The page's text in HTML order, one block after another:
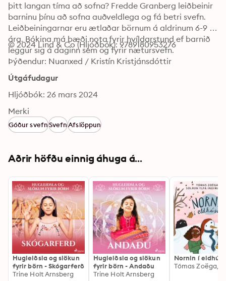
þitt langan tíma að sofna? Fredde Granberg leiðbeinir
barninu þínu að sofna auðveldlega og fá betri svefn.
Leiðbeiningarnar eru ætlaðar börnum á aldrinum 6-9
ára. Bókina má bæði nota fyrir hvíldarstund ef barnið
leggur sig á daginn sem og fyrir nætursvefn.
© 2024 Lind & Co (Hljóðbók): 9789180953276
Þýðendur: Nuanxed / Kristín Kristjánsdóttir
Útgáfudagur
Hljóðbók: 26 mars 2024
Merki
Góður svefnSvefnAfslöppun
Aðrir höfðu einnig áhuga á...
Hugleiðsla og slökun
fyrir börn - Skógarferð
Trine Holt Arnsberg
Hugleiðsla og slökun
fyrir börn - Andaðu
Trine Holt Arnsberg
Nornin í